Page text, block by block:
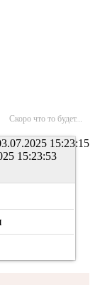
Скоро что то будет...
15:23:15
15:23:53